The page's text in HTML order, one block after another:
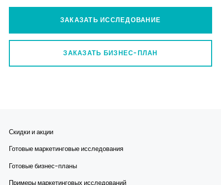
ЗАКАЗАТЬ ИССЛЕДОВАНИЕ
ЗАКАЗАТЬ БИЗНЕС-ПЛАН
Скидки и акции
Готовые маркетинговые исследования
Готовые бизнес-планы
Примеры маркетинговых исследований